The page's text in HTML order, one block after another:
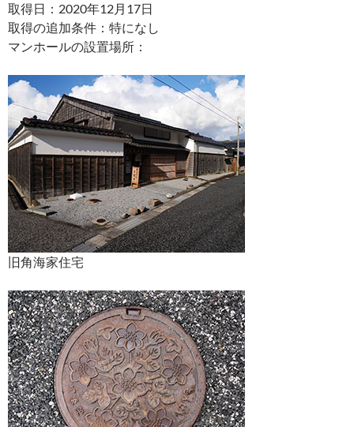
取得日：2020年12月17日
取得の追加条件：特になし
マンホールの設置場所：
旧角海家住宅